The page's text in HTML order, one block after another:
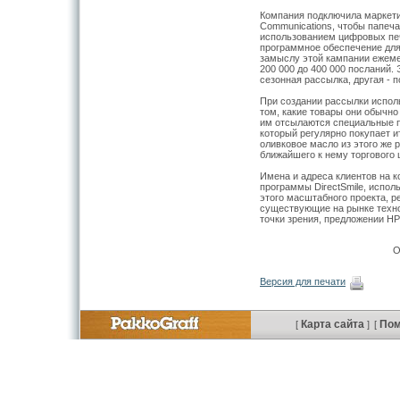
Компания подключила
Communications, чтобы
использованием цифровых
программное обеспечение
замыслу этой кампании
200 000 до 400 000
сезонная рассылка, другая -
При создании рассылки
том, какие товары они
им отсылаются специальные
который регулярно покупает
оливковое масло из этого же
ближайшего к нему торгового
Имена и адреса клиентов на
программы DirectSmile,
этого масштабного проекта,
существующие на рынке
точки зрения, предложении
Версия для печати
[ Карта сайта ] [